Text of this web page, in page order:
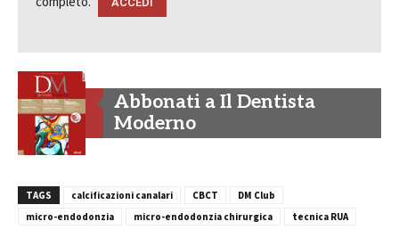
Abbonati a Il Dentista
Moderno
TAGS calcificazioni canalari CBCT
DM Club
micro-endodonzia
micro-endodonzia chirurgica tecnica RUA